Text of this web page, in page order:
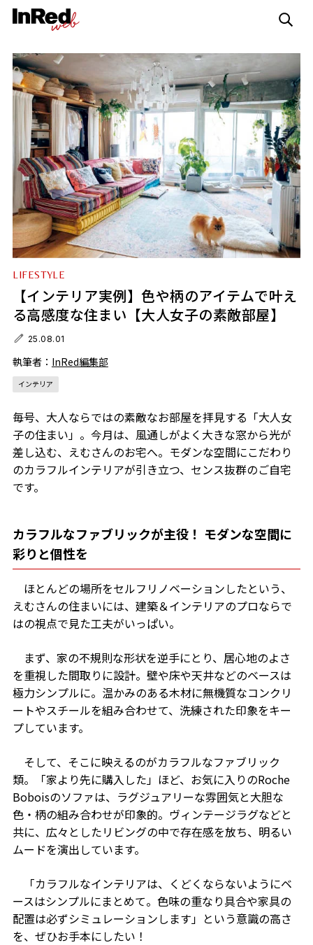
LIFESTYLE
【インテリア実例】色や柄のアイテムで叶え
る高感度な住まい【大人女子の素敵部屋】
25.08.01
執筆者： InRed編集部
インテリア
毎号、大人ならではの素敵なお部屋を拝見する「大人女
子の住まい」。今月は、風通しがよく大きな窓から光が
差し込む、えむさんのお宅へ。モダンな空間にこだわり
のカラフルインテリアが引き立つ、センス抜群のご自宅
です。
カラフルなファブリックが主役！ モダンな空間に
彩りと個性を
ほとんどの場所をセルフリノベーションしたという、
えむさんの住まいには、建築＆インテリアのプロならで
はの視点で見た工夫がいっぱい。
まず、家の不規則な形状を逆手にとり、居心地のよさ
を重視した間取りに設計。壁や床や天井などのベースは
極力シンプルに。温かみのある木材に無機質なコンクリ
ートやスチールを組み合わせて、洗練された印象をキー
プしています。
そして、そこに映えるのがカラフルなファブリック
類。「家より先に購入した」ほど、お気に入りのRoche
Boboisのソファは、ラグジュアリーな雰囲気と大胆な
色・柄の組み合わせが印象的。ヴィンテージラグなどと
共に、広々としたリビングの中で存在感を放ち、明るい
ムードを演出しています。
「カラフルなインテリアは、くどくならないようにベ
ースはシンプルにまとめて。色味の重なり具合や家具の
配置は必ずシミュレーションします」という意識の高さ
を、ぜひお手本にしたい！